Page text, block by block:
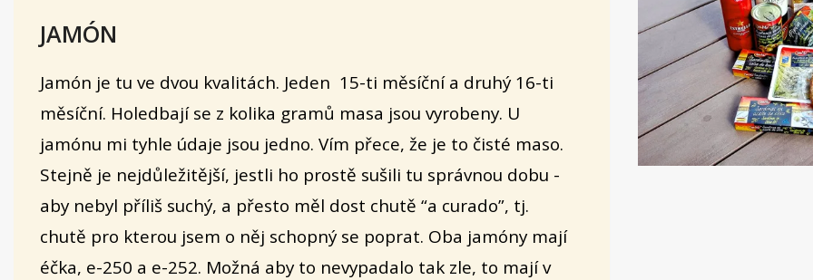
JAMÓN
Jamón je tu ve dvou kvalitách. Jeden 15-ti měsíční a druhý 16-ti
měsíční. Holedbají se z kolika gramů masa jsou vyrobeny. U
jamónu mi tyhle údaje jsou jedno. Vím přece, že je to čisté maso.
Stejně je nejdůležitější, jestli ho prostě sušili tu správnou dobu -
aby nebyl příliš suchý, a přesto měl dost chutě “a curado”, tj.
chutě pro kterou jsem o něj schopnýse poprat. Oba jamóny mají
éčka, e-250 a e-252. Možná aby to nevypadalo tak zle, to mají v